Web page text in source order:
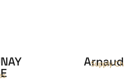
Arnaud
Supply